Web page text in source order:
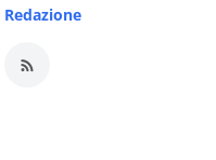
Redazione